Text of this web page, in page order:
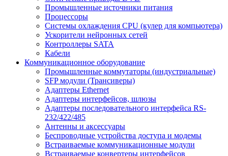
Промышленные источники питания
Процессоры
Системы охлаждения CPU (кулер для компьютера)
Ускорители нейронных сетей
Контроллеры SATA
Кабели
Коммуникационное оборудование
Промышленные коммутаторы (индустриальные)
SFP модули (Трансиверы)
Адаптеры Ethernet
Адаптеры интерфейсов, шлюзы
Адаптеры последовательного интерфейса RS-
232/422/485
Антенны и аксессуары
Беспроводные устройства доступа и модемы
Встраиваемые коммуникационные модули
Встраиваемые конвертеры интерфейсов